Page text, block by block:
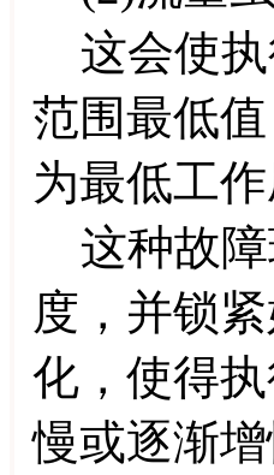
这会使执
范围最低
为最低工
这种故障
度，并锁
化，使得
慢或逐渐